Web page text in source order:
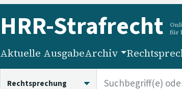
HRR-Strafrecht
für
Aktuelle AusgabeArchiv